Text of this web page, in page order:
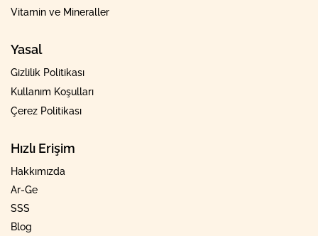
Vitamin ve Mineraller
Yasal
Gizlilik Politikası
Kullanım Koşulları
Çerez Politikası
Hızlı Erişim
Hakkımızda
Ar-Ge
SSS
Blog